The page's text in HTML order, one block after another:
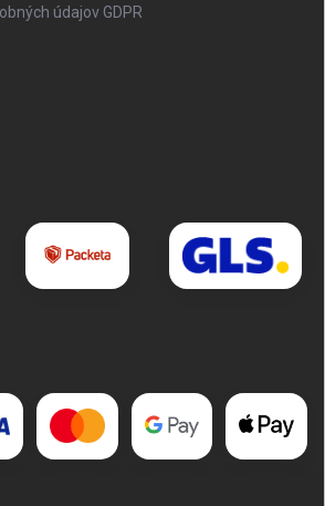
údajov GDPR